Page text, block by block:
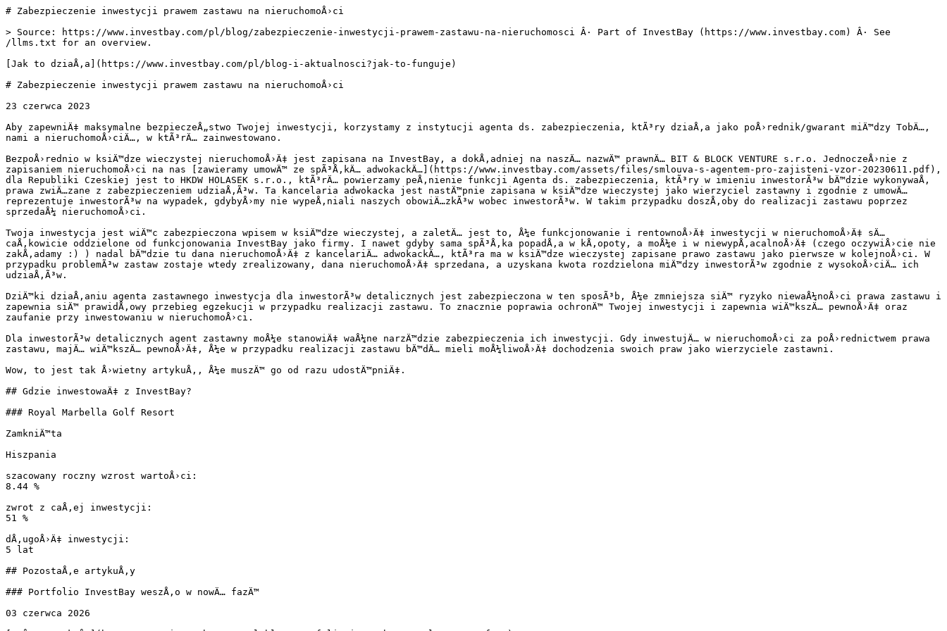
# Zabezpieczenie inwestycji prawem zastawu na nieruchomoÅ›ci
> Source: https://www.investbay.com/pl/blog/zabezpieczenie-inwestycji-prawem-zastawu-na-nieruchomosci Â· Part of InvestBay (https://www.investbay.com) Â· See
/llms.txt for an overview.
[Jak to dziaÅ‚a](https://www.investbay.com/pl/blog-i-aktualnosci?jak-to-funguje)
# Zabezpieczenie inwestycji prawem zastawu na nieruchomoÅ›ci
23 czerwca 2023
Aby zapewniÄ‡ maksymalne bezpieczeÅ„stwo Twojej inwestycji, korzystamy z instytucji agenta ds. zabezpieczenia, ktÃ³ry dziaÅ‚a jako poÅ›rednik/gwarant miÄ™dzy TobÄ…,
nami a nieruchomoÅ›ciÄ…, w ktÃ³rÄ… zainwestowano.
BezpoÅ›rednio w ksiÄ™dze wieczystej nieruchomoÅ›Ä‡ jest zapisana na InvestBay, a dokÅ‚adniej na naszÄ… nazwÄ™ prawnÄ… BIT & BLOCK VENTURE s.r.o. JednoczeÅ›nie z
zapisaniem nieruchomoÅ›ci na nas [zawieramy umowÄ™ ze spÃ³Å‚kÄ… adwokackÄ…](https://www.investbay.com/assets/files/smlouva-s-agentem-pro-zajisteni-vzor-20230611.pdf),
dla Republiki Czeskiej jest to HKDW HOLASEK s.r.o., ktÃ³rÄ… powierzamy peÅ‚nienie funkcji Agenta ds. zabezpieczenia, ktÃ³ry w imieniu inwestorÃ³w bÄ™dzie wykonywaÅ‚
prawa zwiÄ…zane z zabezpieczeniem udziaÅ‚Ã³w. Ta kancelaria adwokacka jest nastÄ™pnie zapisana w ksiÄ™dze wieczystej jako wierzyciel zastawny i zgodnie z umowÄ…
reprezentuje inwestorÃ³w na wypadek, gdybyÅ›my nie wypeÅ‚niali naszych obowiÄ…zkÃ³w wobec inwestorÃ³w. W takim przypadku doszÅ‚oby do realizacji zastawu poprzez
sprzedaÅ¼ nieruchomoÅ›ci.
Twoja inwestycja jest wiÄ™c zabezpieczona wpisem w ksiÄ™dze wieczystej, a zaletÄ… jest to, Å¼e funkcjonowanie i rentownoÅ›Ä‡ inwestycji w nieruchomoÅ›Ä‡ sÄ…
caÅ‚kowicie oddzielone od funkcjonowania InvestBay jako firmy. I nawet gdyby sama spÃ³Å‚ka popadÅ‚a w kÅ‚opoty, a moÅ¼e i w niewypÅ‚acalnoÅ›Ä‡ (czego oczywiÅ›cie nie
zakÅ‚adamy :) ) nadal bÄ™dzie tu dana nieruchomoÅ›Ä‡ z kancelariÄ… adwokackÄ…, ktÃ³ra ma w ksiÄ™dze wieczystej zapisane prawo zastawu jako pierwsze w kolejnoÅ›ci. W
przypadku problemÃ³w zastaw zostaje wtedy zrealizowany, dana nieruchomoÅ›Ä‡ sprzedana, a uzyskana kwota rozdzielona miÄ™dzy inwestorÃ³w zgodnie z wysokoÅ›ciÄ… ich
udziaÅ‚Ã³w.
DziÄ™ki dziaÅ‚aniu agenta zastawnego inwestycja dla inwestorÃ³w detalicznych jest zabezpieczona w ten sposÃ³b, Å¼e zmniejsza siÄ™ ryzyko niewaÅ¼noÅ›ci prawa zastawu i
zapewnia siÄ™ prawidÅ‚owy przebieg egzekucji w przypadku realizacji zastawu. To znacznie poprawia ochronÄ™ Twojej inwestycji i zapewnia wiÄ™kszÄ… pewnoÅ›Ä‡ oraz
zaufanie przy inwestowaniu w nieruchomoÅ›ci.
Dla inwestorÃ³w detalicznych agent zastawny moÅ¼e stanowiÄ‡ waÅ¼ne narzÄ™dzie zabezpieczenia ich inwestycji. Gdy inwestujÄ… w nieruchomoÅ›ci za poÅ›rednictwem prawa
zastawu, majÄ… wiÄ™kszÄ… pewnoÅ›Ä‡, Å¼e w przypadku realizacji zastawu bÄ™dÄ… mieli moÅ¼liwoÅ›Ä‡ dochodzenia swoich praw jako wierzyciele zastawni.
Wow, to jest tak Å›wietny artykuÅ‚, Å¼e muszÄ™ go od razu udostÄ™pniÄ‡.
## Gdzie inwestowaÄ‡ z InvestBay?
### Royal Marbella Golf Resort
ZamkniÄ™ta
Hiszpania
szacowany roczny wzrost wartoÅ›ci:
8.44 %
zwrot z caÅ‚ej inwestycji:
51 %
dÅ‚ugoÅ›Ä‡ inwestycji:
5 lat
## PozostaÅ‚e artykuÅ‚y
### Portfolio InvestBay weszÅ‚o w nowÄ… fazÄ™
03 czerwca 2026